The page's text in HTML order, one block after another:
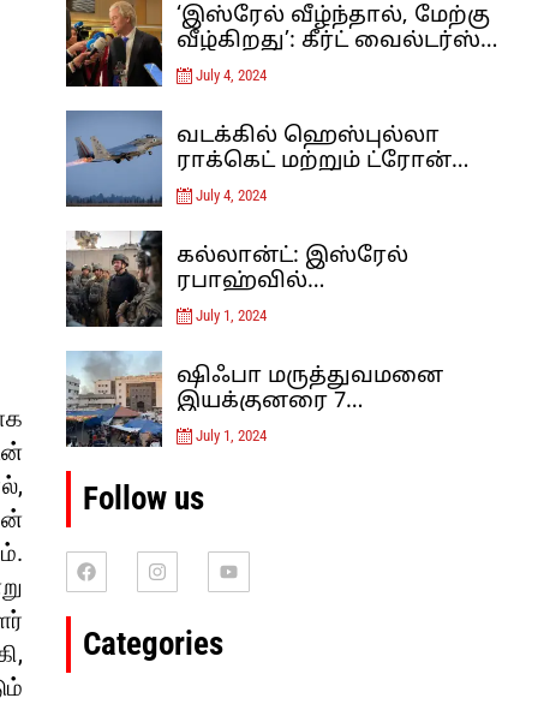
‘இஸ்ரேல் வீழ்ந்தால், மேற்கு
வீழ்கிறது’: கீர்ட் வைல்டர்ஸ்
இஸ்லாம் தீவிரவாதத்திற்கு
எதிரான ஐரோப்பாவின்
கடைசி நிலைப்பாடு – கருத்து
July 4, 2024
வடக்கில் ஹெஸ்புல்லா
ராக்கெட் மற்றும் ட்ரோன்
தாக்குதலுக்குப் பிறகு,
இஸ்ரேல் லெபனான் மீது
வான்வழித் தாக்குதல்களை
நடத்தியுள்ளது
July 4, 2024
கல்லான்ட்: இஸ்ரேல்
ரபாஹ்வில்
குறுக்குவழிகளைத் தடுத்து,
சுரங்கப்பாதைகளை
அழிப்பதன் மூலம் ஹமாஸை
மூச்சுத் திணற வைக்கிறது.
July 1, 2024
ஷிஃபா மருத்துவமனை
இயக்குனரை 7
மாதங்களுக்குப் பிறகு
இஸ்ரேல் விடுவித்தது
July 1, 2024
Follow us
Categories